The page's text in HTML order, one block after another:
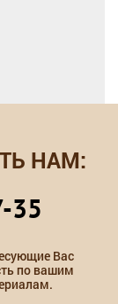
НАМ:
35
Вас
по вашим